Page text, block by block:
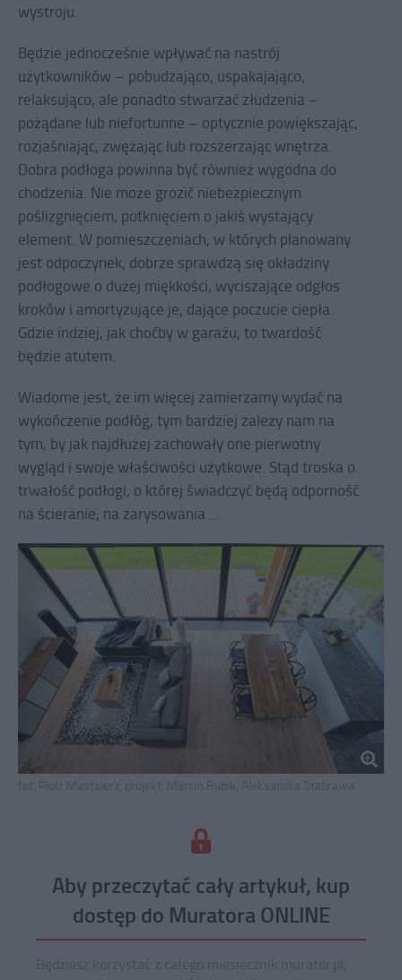
wystroju.
Będzie jednocześnie wpływać na nastrój
użytkowników – pobudzająco, uspakajająco,
relaksująco, ale ponadto stwarzać złudzenia –
pożądane lub niefortunne – optycznie powiększając,
rozjaśniając, zwężając lub rozszerzając wnętrza.
Dobra podłoga powinna być również wygodna do
chodzenia. Nie może grozić niebezpiecznym
poślizgnięciem, potknięciem o jakiś wystający
element. W pomieszczeniach, w których planowany
jest odpoczynek, dobrze sprawdzą się okładziny
podłogowe o dużej miękkości, wyciszające odgłos
kroków i amortyzujące je, dające poczucie ciepła.
Gdzie indziej, jak choćby w garażu, to twardość
będzie atutem.
Wiadome jest, że im więcej zamierzamy wydać na
wykończenie podłóg, tym bardziej zależy nam na
tym, by jak najdłużej zachowały one pierwotny
wygląd i swoje właściwości użytkowe. Stąd troska o
trwałość podłogi, o której świadczyć będą odporność
na ścieranie, na zarysowania ...
Aby przeczytać cały artykuł, kup
dostęp do Muratora ONLINE